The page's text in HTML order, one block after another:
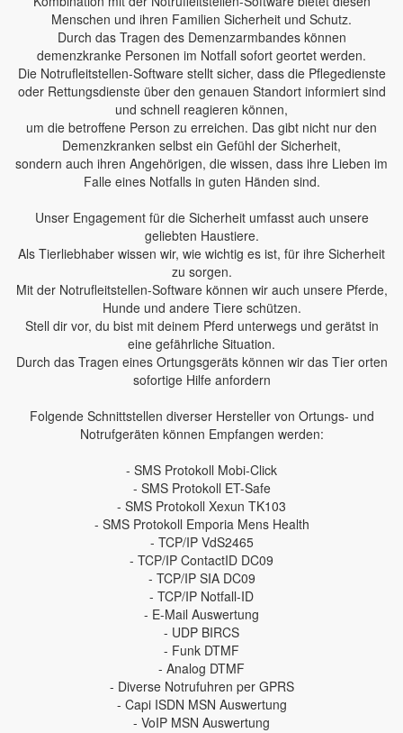
Menschen und ihren Familien Sicherheit und Schutz.
Durch das Tragen des Demenzarmbandes können
demenzkranke Personen im Notfall sofort geortet werden.
Die Notrufleitstellen-Software stellt sicher, dass die Pflegedienste
oder Rettungsdienste über den genauen Standort informiert sind
und schnell reagieren können,
um die betroffene Person zu erreichen. Das gibt nicht nur den
Demenzkranken selbst ein Gefühl der Sicherheit,
sondern auch ihren Angehörigen, die wissen, dass ihre Lieben im
Falle eines Notfalls in guten Händen sind.
Unser Engagement für die Sicherheit umfasst auch unsere
geliebten Haustiere.
Als Tierliebhaber wissen wir, wie wichtig es ist, für ihre Sicherheit
zu sorgen.
Mit der Notrufleitstellen-Software können wir auch unsere Pferde,
Hunde und andere Tiere schützen.
Stell dir vor, du bist mit deinem Pferd unterwegs und gerätst in
eine gefährliche Situation.
Durch das Tragen eines Ortungsgeräts können wir das Tier orten
sofortige Hilfe anfordern
Folgende Schnittstellen diverser Hersteller von Ortungs- und
Notrufgeräten können Empfangen werden:
- SMS Protokoll Mobi-Click
- SMS Protokoll ET-Safe
- SMS Protokoll Xexun TK103
- SMS Protokoll Emporia Mens Health
- TCP/IP VdS2465
- TCP/IP ContactID DC09
- TCP/IP SIA DC09
- TCP/IP Notfall-ID
- E-Mail Auswertung
- UDP BIRCS
- Funk DTMF
- Analog DTMF
- Diverse Notrufuhren per GPRS
- Capi ISDN MSN Auswertung
- VoIP MSN Auswertung